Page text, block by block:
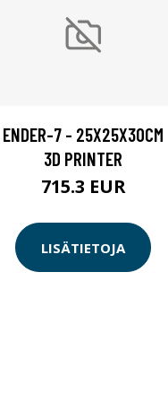
ENDER-7 - 25X25X30CM
3D PRINTER
715.3 EUR
LISÄTIETOJA